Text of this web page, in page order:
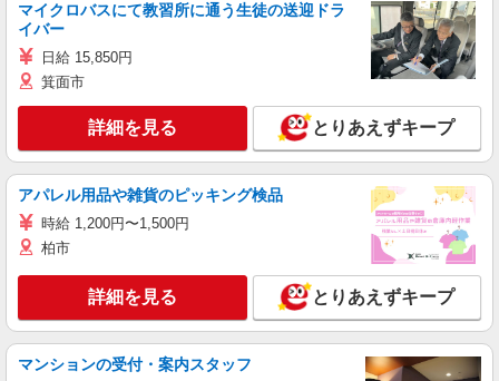
マイクロバスにて教習所に通う生徒の送迎ドラ
イバー
日給 15,850円
箕面市
詳細を見る とりあえずキープ
アパレル用品や雑貨のピッキング検品
時給 1,200円〜1,500円
柏市
詳細を見る とりあえずキープ
マンションの受付・案内スタッフ